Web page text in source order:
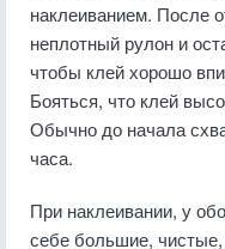
наклеиванием. После
неплотный рулон и
чтобы клей хорошо
Бояться, что клей
Обычно до начала
часа.
При наклеивании, у
себе большие,